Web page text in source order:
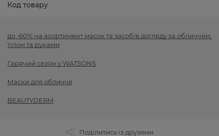
Код товару
до -60% на асортимент масок та засобів догляду за обличчям,
тілом та руками
Гарячий сезон у WATSONS
Маски для обличчя
BEAUTYDERM
Поділитись із друзями